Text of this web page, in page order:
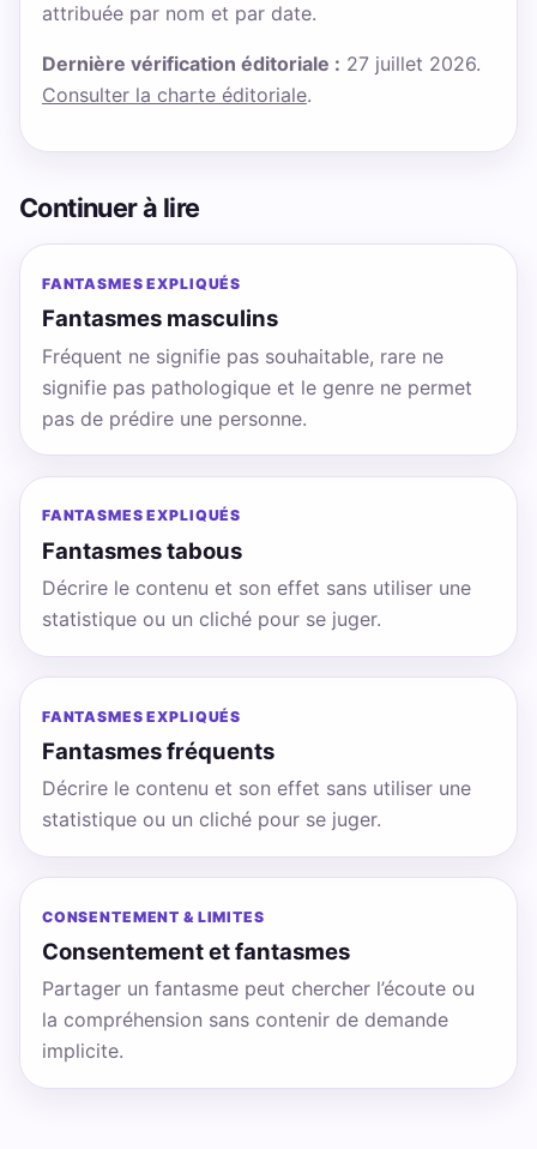
attribuée par nom et par date.
Dernière vérification éditoriale : 27 juillet 2026.
Consulter la charte éditoriale.
Continuer à lire
FANTASMES EXPLIQUÉS
Fantasmes masculins
Fréquent ne signifie pas souhaitable, rare ne
signifie pas pathologique et le genre ne permet
pas de prédire une personne.
FANTASMES EXPLIQUÉS
Fantasmes tabous
Décrire le contenu et son effet sans utiliser une
statistique ou un cliché pour se juger.
FANTASMES EXPLIQUÉS
Fantasmes fréquents
Décrire le contenu et son effet sans utiliser une
statistique ou un cliché pour se juger.
CONSENTEMENT & LIMITES
Consentement et fantasmes
Partager un fantasme peut chercher l’écoute ou
la compréhension sans contenir de demande
implicite.